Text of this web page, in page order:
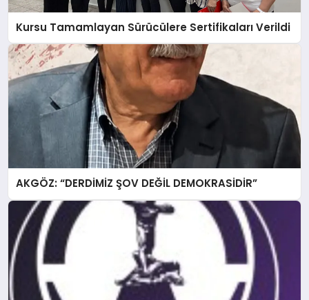
Kursu Tamamlayan Sürücülere Sertifikaları Verildi
AKGÖZ: “DERDİMİZ ŞOV DEĞİL DEMOKRASİDİR”